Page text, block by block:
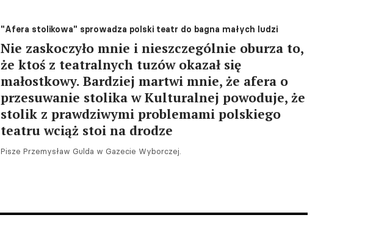
"Afera stolikowa" sprowadza polski teatr do bagna małych ludzi
Nie zaskoczyło mnie i nieszczególnie oburza to,
że ktoś z teatralnych tuzów okazał się
małostkowy. Bardziej martwi mnie, że afera o
przesuwanie stolika w Kulturalnej powoduje, że
stolik z prawdziwymi problemami polskiego
teatru wciąż stoi na drodze
Pisze Przemysław Gulda w Gazecie Wyborczej.